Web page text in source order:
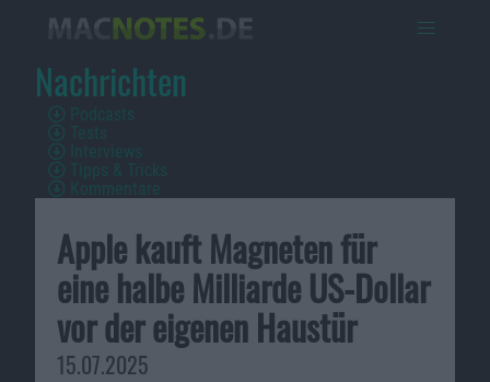
Nachrichten
Apple kauft Magneten für
eine halbe Milliarde US-Dollar
vor der eigenen Haustür
15.07.2025